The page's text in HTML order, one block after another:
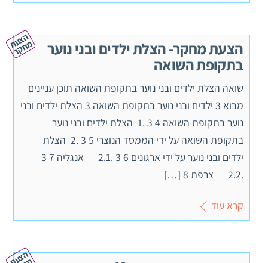
הצעת מחקר- הצלת ילדים ובני נוער
בתקופת השואה
ה
צ
ע
ת מ
ח
ק
ר
שואה הצלת ילדים ובני נוער בתקופת השואה תוכן עניינים
מבוא 3 ילדים ובני נוער בתקופת השואה 3 הצלת ילדים ובני
נוער בתקופת השואה 4 3 .1 הצלת ילדים ובני נוער
בתקופת השואה על ידי הממסד הנוצרי 5 3 .2 הצלת
ילדים ובני נוער על ידי ארגונים 6 3 .2.1 אנגליה 7 3
.2.2 צרפת 8 […]
קרא עוד
ה
צ
ע
ח
ק